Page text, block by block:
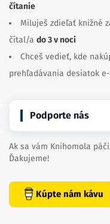
čítanie
Miluješ zdieľať knižné
čítal/a do 3 v noci
Chceš vedieť, kde
prehľadávania desiatok
Podporte nás
Ak sa vám Knihomola
Ďakujeme!
Kúpte nám kávu